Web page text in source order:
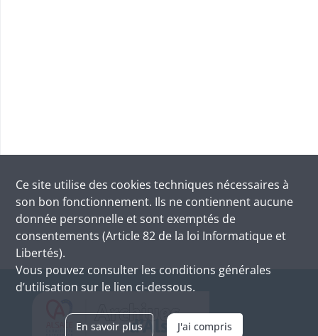
Ce site utilise des cookies techniques nécessaires à
son bon fonctionnement. Ils ne contiennent aucune
donnée personnelle et sont exemptés de
consentements (Article 82 de la loi Informatique et
Libertés).
Vous pouvez consulter les conditions générales
d’utilisation sur le lien ci-dessous.
En savoir plus J'ai compris